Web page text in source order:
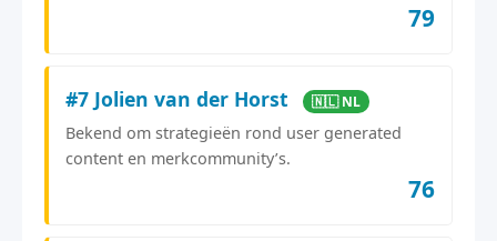
79
#7 Jolien van der Horst 🇳🇱 NL
Bekend om strategieën rond user generated
content en merkcommunity’s.
76